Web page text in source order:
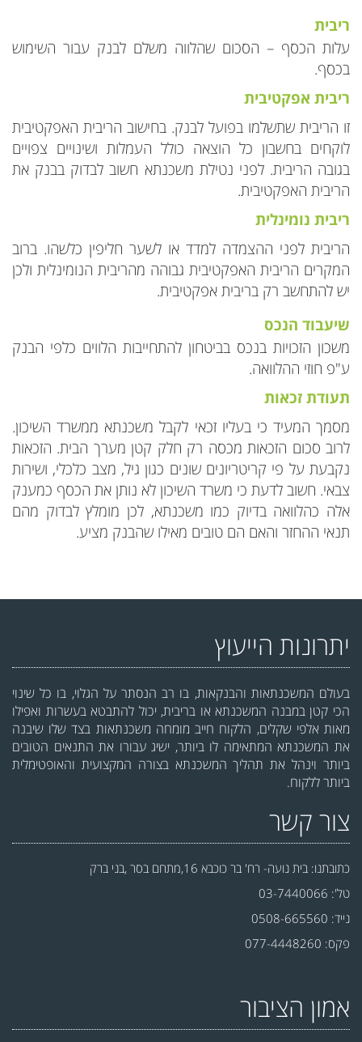
ריבית
עלות הכסף – הסכום שהלווה משלם לבנק עבור השימוש
בכסף.
ריבית אפקטיבית
זו הריבית שתשלמו בפועל לבנק. בחישוב הריבית האפקטיבית
לוקחים בחשבון כל הוצאה כולל העמלות ושינויים צפויים
בגובה הריבית. לפני נטילת משכנתא חשוב לבדוק בבנק את
הריבית האפקטיבית.
ריבית נומינלית
הריבית לפני ההצמדה למדד או לשער חליפין כלשהו. ברוב
המקרים הריבית האפקטיבית גבוהה מהריבית הנומינלית ולכן
יש להתחשב רק בריבית אפקטיבית.
שיעבוד הנכס
משכון הזכויות בנכס בביטחון להתחייבות הלווים כלפי הבנק
ע"פ חוזי ההלוואה.
תעודת זכאות
מסמך המעיד כי בעליו זכאי לקבל משכנתא ממשרד השיכון.
לרוב סכום הזכאות מכסה רק חלק קטן מערך הבית. הזכאות
נקבעת על פי קריטריונים שונים כגון גיל, מצב כלכלי, ושירות
צבאי. חשוב לדעת כי משרד השיכון לא נותן את הכסף כמענק
אלה כהלוואה בדיוק כמו משכנתא, לכן מומלץ לבדוק מהם
תנאי ההחזר והאם הם טובים מאילו שהבנק מציע.
יתרונות הייעוץ
בעולם המשכנתאות והבנקאות, בו רב הנסתר על הגלוי, בו כל שינוי
הכי קטן במבנה המשכנתא או בריבית, יכול להתבטא בעשרות ואפילו
מאות אלפי שקלים, הלקוח חייב מומחה משכנתאות בצד שלו שיבנה
את המשכנתא המתאימה לו ביותר, ישיג עבורו את התנאים הטובים
ביותר וינהל את תהליך המשכנתא בצורה המקצועית והאופטימלית
ביותר ללקוח.
צור קשר
כתובתנו: בית נועה- רח' בר כוכבא 16,מתחם בסר ,בני ברק
טל': 03-7440066
נייד: 0508-665560
פקס: 077-4448260
אמון הציבור